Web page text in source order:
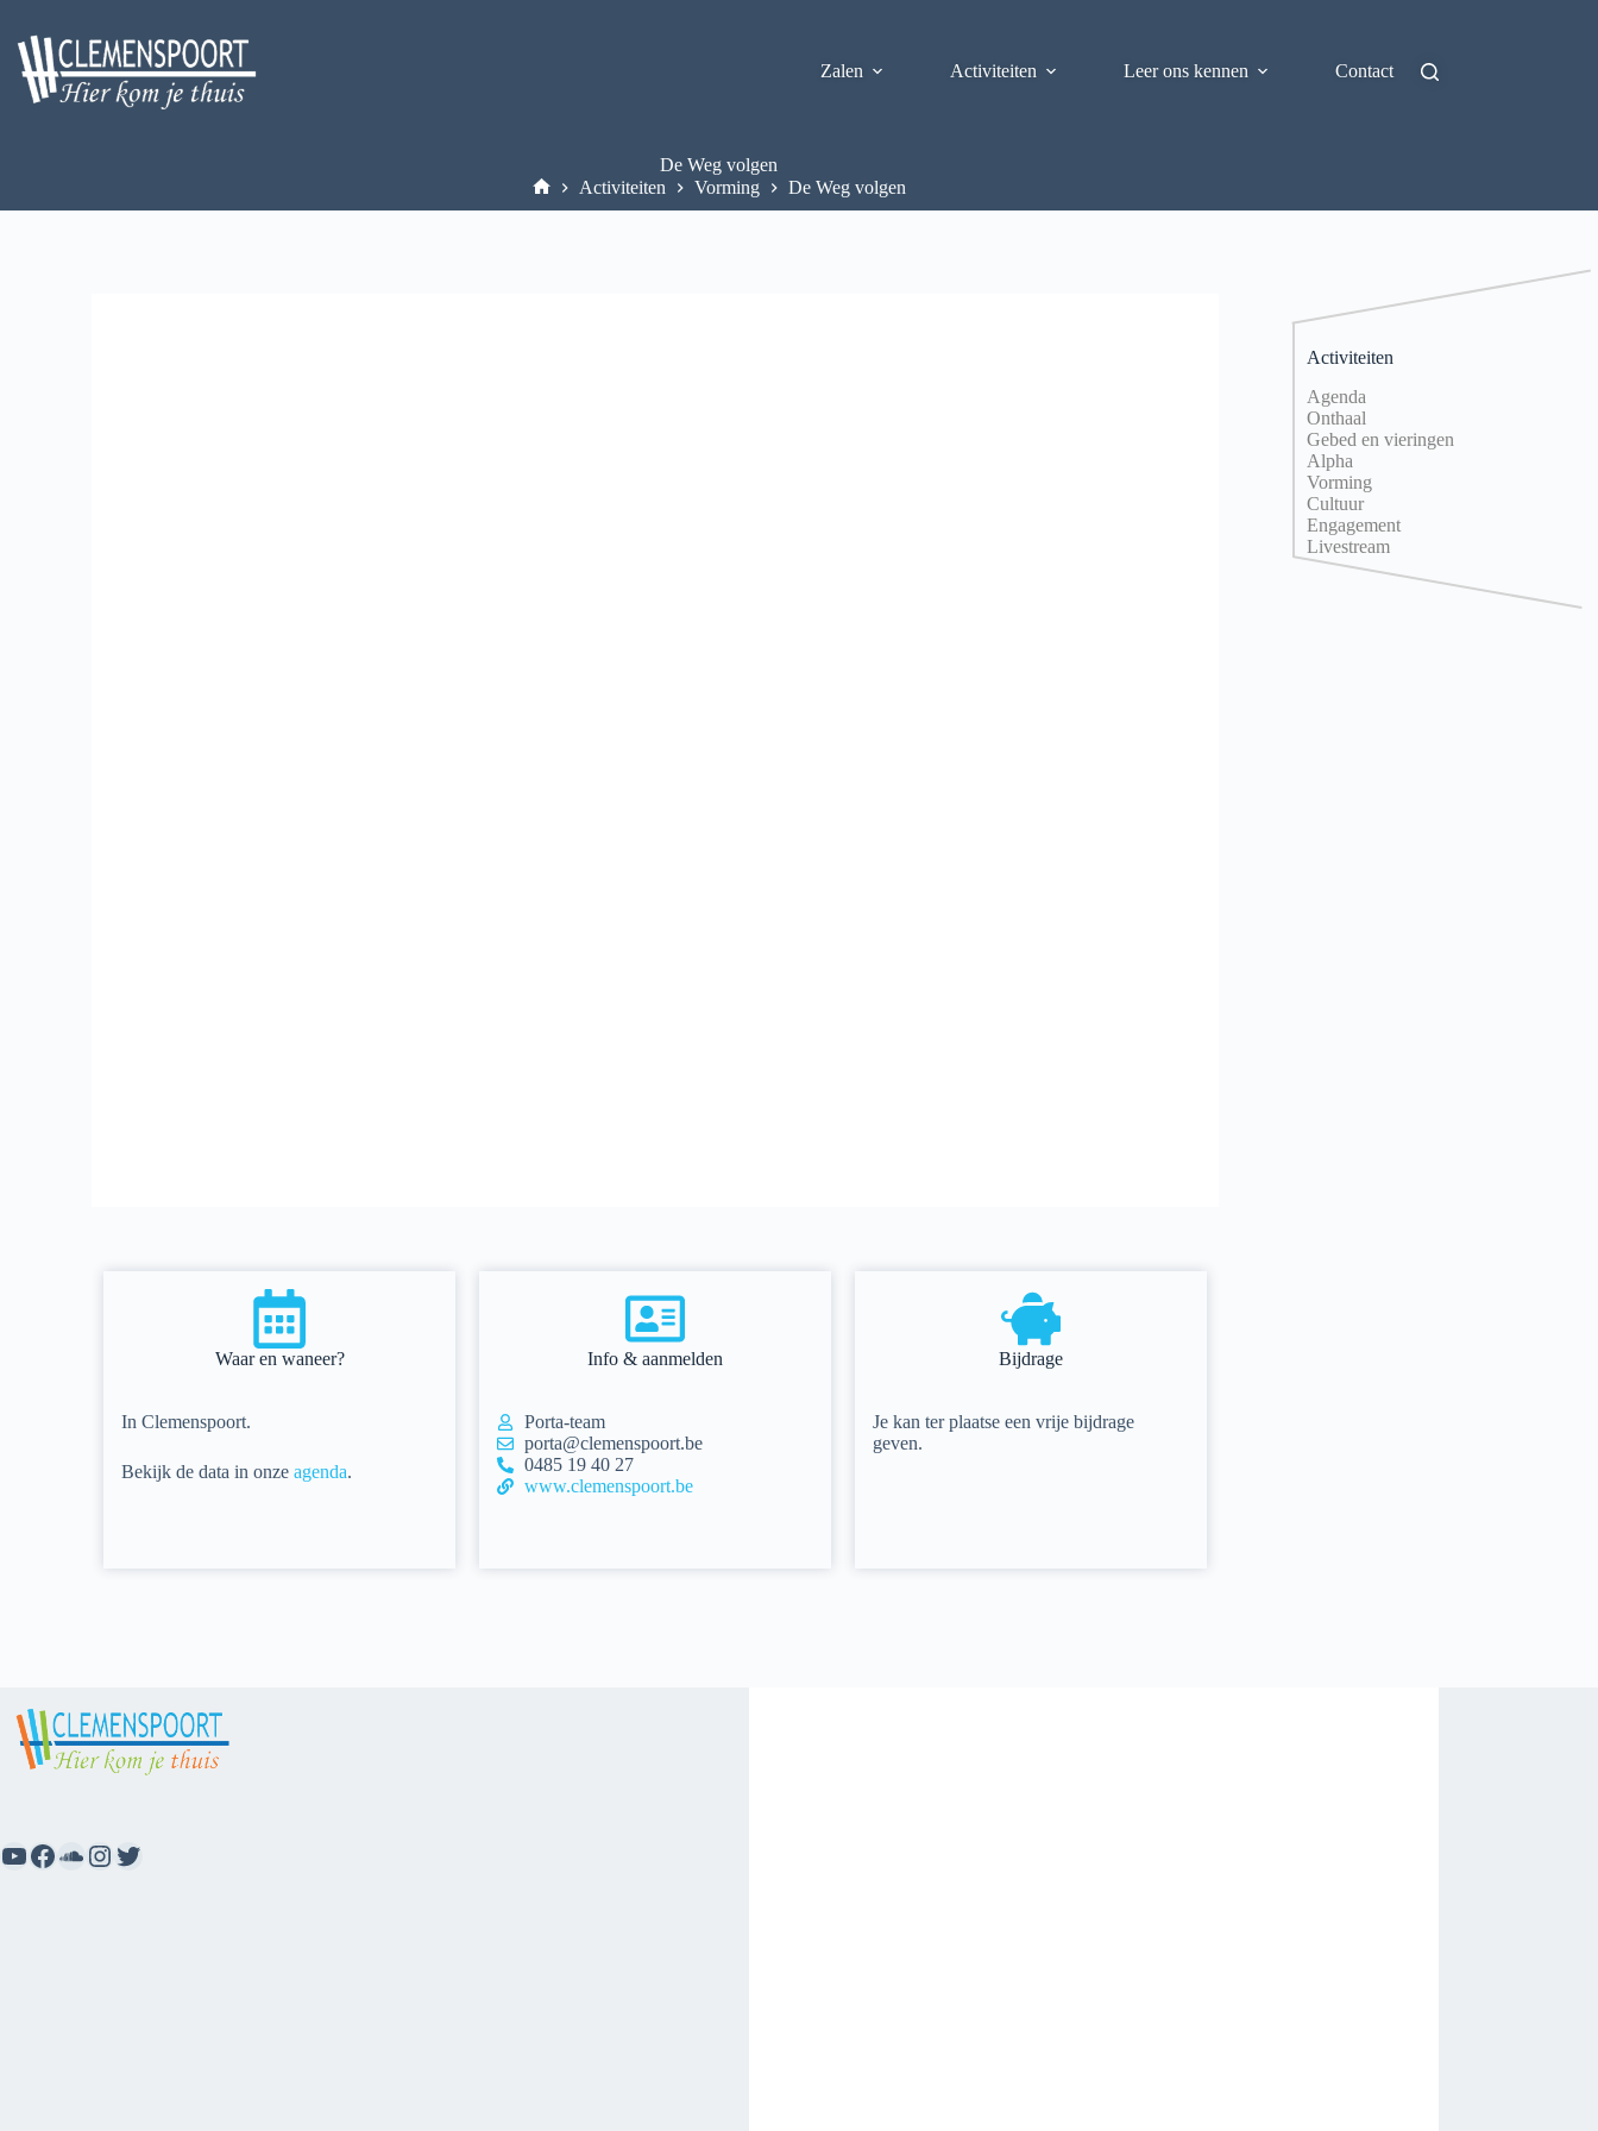
Zalen Activiteiten Leer ons kennen Contact
De Weg volgen
Activiteiten
Vorming De Weg volgen
Waar en waneer?
In Clemenspoort.
Bekijk de data in onzeagenda.
Info & aanmelden
Porta-team
porta@clemenspoort.be
0485 19 40 27
www.clemenspoort.be
Bijdrage
Je kan ter plaatse een vrije bijdrage
geven.
Activiteiten
Agenda
Onthaal
Gebed en vieringen
Alpha
Vorming
Cultuur
Engagement
Livestream